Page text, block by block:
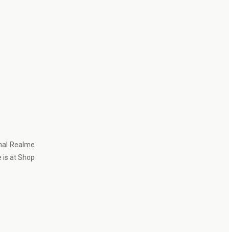
Realme
is at Shop